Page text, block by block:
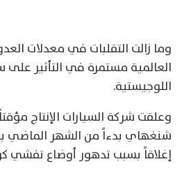
العالمية مستمرة في التأثير على
اللوجيستية.
وعلقت شركة السيارات الإنتاج
شنغهاي بدءاً من الشهر الماضي
إغلاقاً بسبب تدهور أوضاع تفشي